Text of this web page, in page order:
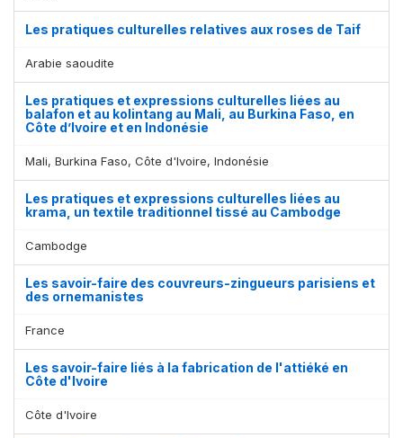
Les pratiques culturelles relatives aux roses de Taif
Arabie saoudite
Les pratiques et expressions culturelles liées au
balafon et au kolintang au Mali, au Burkina Faso, en
Côte d’Ivoire et en Indonésie
Mali, Burkina Faso, Côte d'Ivoire, Indonésie
Les pratiques et expressions culturelles liées au
krama, un textile traditionnel tissé au Cambodge
Cambodge
Les savoir-faire des couvreurs-zingueurs parisiens et
des ornemanistes
France
Les savoir-faire liés à la fabrication de l'attiéké en
Côte d'Ivoire
Côte d'Ivoire